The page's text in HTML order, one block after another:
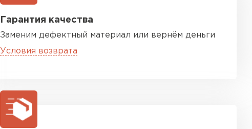
Гарантия качества
Заменим дефектный материал или вернём деньги
Условия возврата